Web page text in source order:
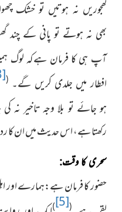
کھجوریں نہ ہوتیں تو خشک
بھی نہ ہوتے تو پانی کے چند
آپ ہی کا فرمان ہےکہ لوگ
افطار میں جلدی کریں گے۔ (
ہو جائے تو بلا وجہ تاخیر نہ
رکھتا ہے، اس حدیث میں ان کا
سحری کا وقت:
حضور کا فرمان ہے:ہمارے اور
(
[5]
)